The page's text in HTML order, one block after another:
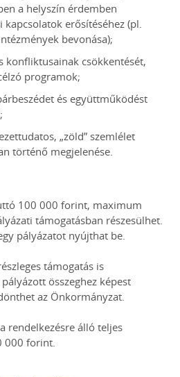
a helyszín érdemben
kapcsolatok erősítéséhez (pl.
bevonása);
konfliktusainak csökkentését,
programok;
és együttműködést
„zöld” szemlélet
történő megjelenése.
100 000 forint, maximum
támogatásban részesülhet.
pályázatot nyújthat be.
támogatás is
összeghez képest
az Önkormányzat.
rendelkezésre álló teljes
000 forint.